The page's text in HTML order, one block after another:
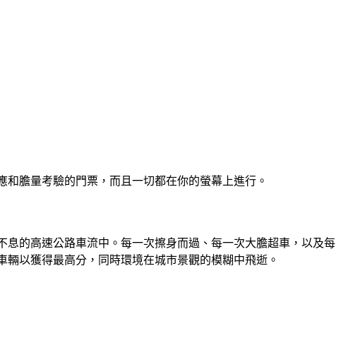
膽量考驗的門票，而且一切都在你的螢幕上進行。
的高速公路車流中。每一次擦身而過、每一次大膽超車，以及每
以獲得最高分，同時環境在城市景觀的模糊中飛逝。